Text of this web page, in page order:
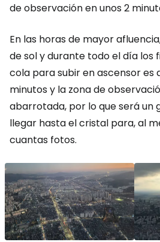
de observación en unos 2
En las horas de mayor
de sol y durante todo el día los
cola para subir en ascensor es
minutos y la zona de
abarrotada, por lo que será un
llegar hasta el cristal para, al
cuantas fotos.